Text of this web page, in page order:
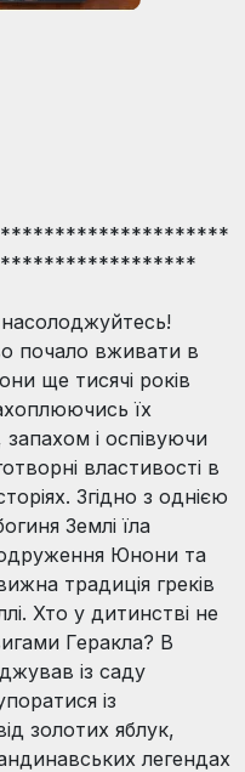
почало вживати в
ще тисячі років
їх
і оспівуючи
властивості в
Згідно з однією
Землі їла
Юнони та
традиція греків
Хто у дитинстві не
Геракла? В
із саду
із
золотих яблук,
легендах